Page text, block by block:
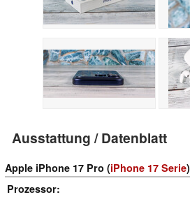
Ausstattung / Datenblatt
Apple iPhone 17 Pro (iPhone 17 Serie)
Prozessor